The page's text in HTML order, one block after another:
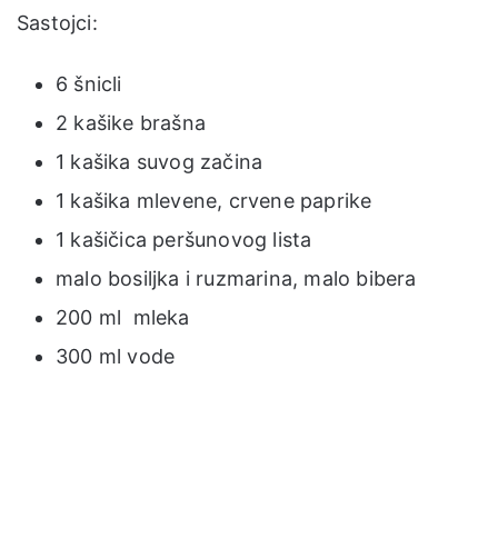
Sastojci:
6 šnicli
2 kašike brašna
1 kašika suvog začina
1 kašika mlevene, crvene paprike
1 kašičica peršunovog lista
malo bosiljka i ruzmarina, malo bibera
200 ml mleka
300 ml vode